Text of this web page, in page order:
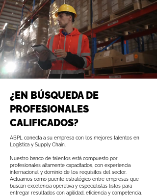
¿EN BÚSQUEDA DE
PROFESIONALES
CALIFICADOS?
ABPL conecta a su empresa con los mejores talentos en
Logística y Supply Chain.
Nuestro banco de talentos está compuesto por
profesionales altamente capacitados, con experiencia
internacional y dominio de los requisitos del sector.
Actuamos como puente estratégico entre empresas que
buscan excelencia operativa y especialistas listos para
entregar resultados con agilidad, eficiencia y competencia.